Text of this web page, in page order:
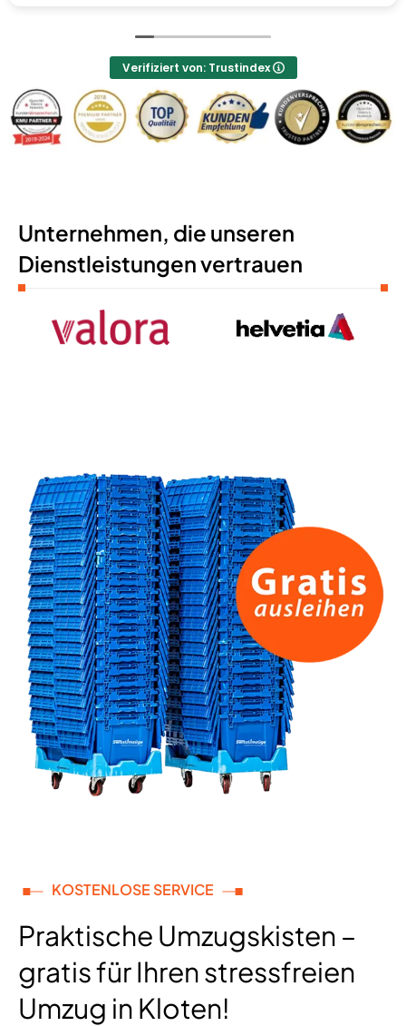
Verifiziert von: Trustindex
Unternehmen, die unseren
Dienstleistungen vertrauen
KOSTENLOSE SERVICE
Praktische Umzugskisten –
gratis für Ihren stressfreien
Umzug in Kloten!